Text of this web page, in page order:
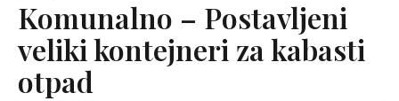
Komunalno – Postavljeni
veliki kontejneri za kabasti
otpad